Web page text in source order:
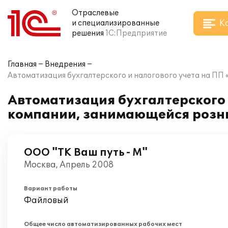
Отраслевые
и специализированные
решения 1С:Предприятие
Главная
Внедрения
Автоматизация бухгалтерского и налогового учета на
Автоматизация
компании, занимающейся
ООО "ТК Ваш путь - М"
Москва, Апрель 2008
Вариант работы
Файловый
Общее число автоматизированных рабочих мест